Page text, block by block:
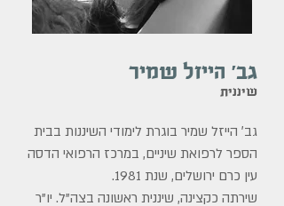
גב׳ הייזל שמיר
שיננית
גב׳ הייזל שמיר בוגרת לימודי השיננות בבית
הספר לרפואת שיניים, במרכז הרפואי הדסה
עין כרם ירושלים, שנת 1981.
שירתה כקצינה, שיננית ראשונה בצה"ל. יו"ר